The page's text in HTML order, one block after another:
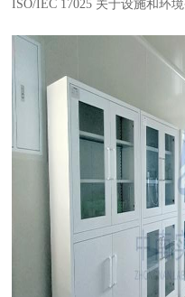
ISO/IEC 17025 关于设施和环境